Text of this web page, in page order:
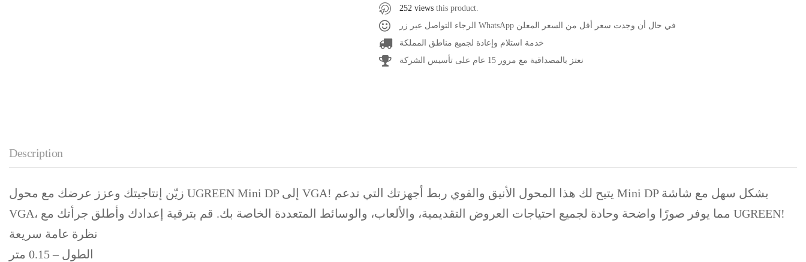
252 viewsthis product.
الرجاء التواصل عبر زر WhatsApp في حال أن وجدت سعر أقل من السعر المعلن
خدمة استلام وإعادة لجميع مناطق المملكة
نعتز بالمصداقية مع مرور 15 عام على تأسيس الشركة
Description
زيّن إنتاجيتك وعزز عرضك مع محول UGREEN Mini DP إلى VGA! يتيح لك هذا المحول الأنيق والقوي ربط أجهزتك التي تدعم Mini DP بشكل سهل مع شاشة
VGA، مما يوفر صورًا واضحة وحادة لجميع احتياجات العروض التقديمية، والألعاب، والوسائط المتعددة الخاصة بك. قم بترقية إعدادك وأطلق جرأتك مع UGREEN!
نظرة عامة سريعة
الطول – 0.15 متر